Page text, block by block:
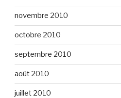
novembre 2010
octobre 2010
septembre 2010
août 2010
juillet 2010